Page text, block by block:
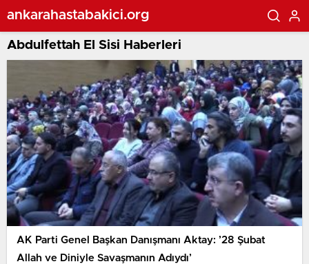
ankarahastabakici.org
Abdulfettah El Sisi Haberleri
AK Parti Genel Başkan Danışmanı Aktay: ’28 Şubat
Allah ve Diniyle Savaşmanın Adıydı’